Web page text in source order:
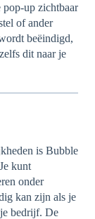
pop-up zichtbaar
of ander
beëindigd,
dit naar je
is Bubble
kunt
onder
kan zijn als je
bedrijf. De